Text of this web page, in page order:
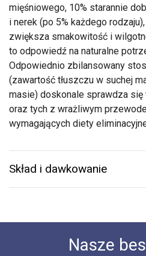
mięśniowego, 10% starannie
i nerek (po 5% każdego
zwiększa smakowitość i
to odpowiedź na naturalne
Odpowiednio zbilansowany
(zawartość tłuszczu w suchej
masie) doskonale sprawdza
oraz tych z wrażliwym
wymagających diety
Skład i dawkowanie
Nasze